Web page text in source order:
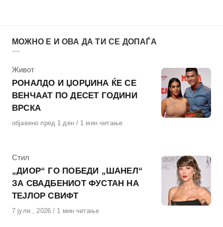
МОЖНО Е И ОВА ДА ТИ СЕ ДОПАЃА
КАтегорија
Живот
РОНАЛДО И ЏОРЏИНА ЌЕ СЕ
ВЕНЧААТ ПО ДЕСЕТ ГОДИНИ
ВРСКА
Објавено
објавено пред 1 ден 1 мин читање
КАтегорија
Стил
„ДИОР“ ГО ПОБЕДИ „ШАНЕЛ“
ЗА СВАДБЕНИОТ ФУСТАН НА
ТЕЈЛОР СВИФТ
Објавено
7 јули , 2026 1 мин читање